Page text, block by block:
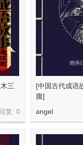
三
复: 0
[中国古代成语
腹]
angel